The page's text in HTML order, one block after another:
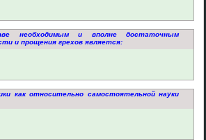
необходимым и вполне достаточным
и прощения грехов является:
как относительно самостоятельной науки